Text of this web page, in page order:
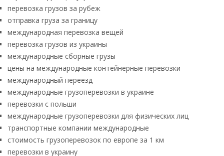
перевозка грузов за рубеж
отправка груза за границу
международная перевозка вещей
перевозка грузов из украины
международные сборные грузы
цены на международные контейнерные перевозки
международный переезд
международные грузоперевозки в украине
перевозки с польши
международные грузоперевозки для физических лиц
транспортные компании международные
стоимость грузоперевозок по европе за 1 км
перевозки в украину